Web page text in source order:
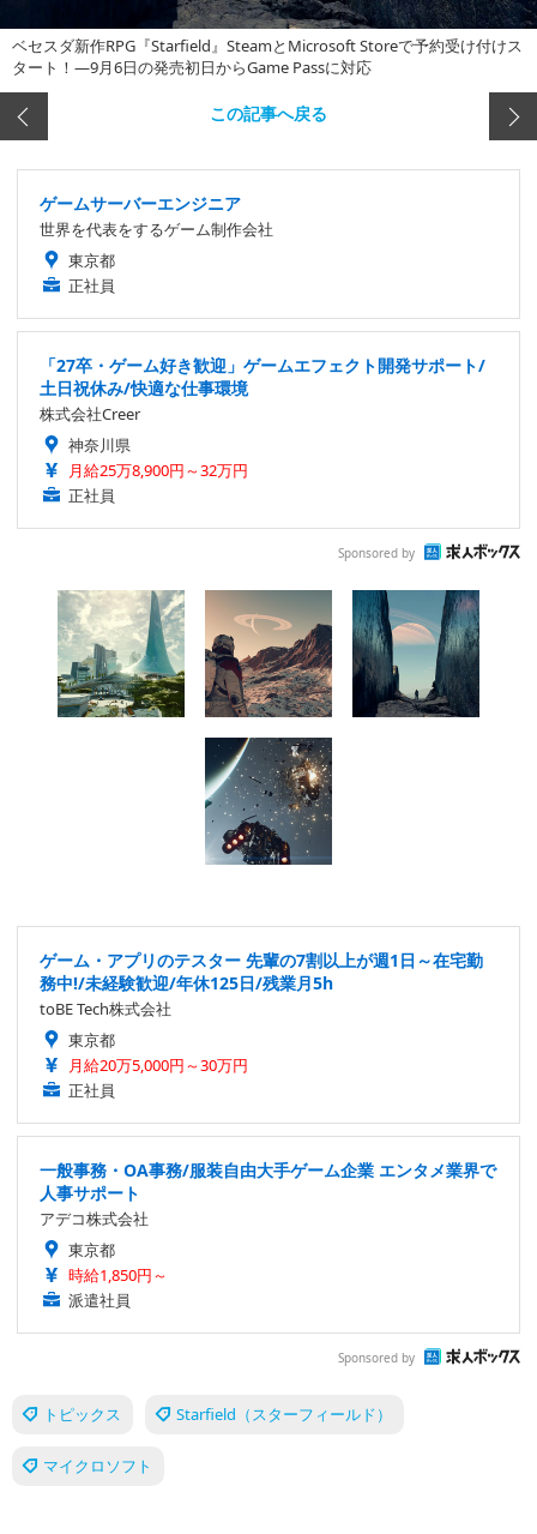
ベセスダ新作RPG『Starfield』SteamとMicrosoft Storeで予約受け付けス
タート！―9月6日の発売初日からGame Passに対応
この記事へ戻る
ゲームサーバーエンジニア
世界を代表をするゲーム制作会社
東京都
正社員
「27卒・ゲーム好き歓迎」ゲームエフェクト開発サポート/
土日祝休み/快適な仕事環境
株式会社Creer
神奈川県
月給25万8,900円～32万円
正社員
Sponsored by
ゲーム・アプリのテスター 先輩の7割以上が週1日～在宅勤
務中!/未経験歓迎/年休125日/残業月5h
toBE Tech株式会社
東京都
月給20万5,000円～30万円
正社員
一般事務・OA事務/服装自由大手ゲーム企業 エンタメ業界で
人事サポート
アデコ株式会社
東京都
時給1,850円～
派遣社員
Sponsored by
トピックス Starfield（スターフィールド）
マイクロソフト